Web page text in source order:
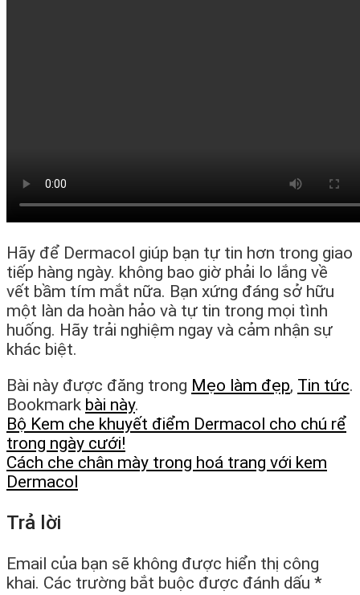
Hãy để Dermacol giúp bạn tự tin hơn trong giao
tiếp hàng ngày. không bao giờ phải lo lắng về
vết bầm tím mắt nữa. Bạn xứng đáng sở hữu
một làn da hoàn hảo và tự tin trong mọi tình
huống. Hãy trải nghiệm ngay và cảm nhận sự
khác biệt.
Bài này được đăng trong Mẹo làm đẹp, Tin tức.
Bookmark bài này.
Bộ Kem che khuyết điểm Dermacol cho chú rể
trong ngày cưới!
Cách che chân mày trong hoá trang với kem
Dermacol
Trả lời
Email của bạn sẽ không được hiển thị công
khai. Các trường bắt buộc được đánh dấu *